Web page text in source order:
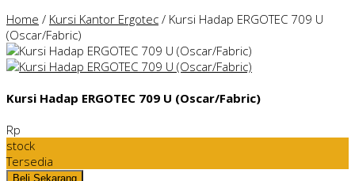
Home / Kursi Kantor Ergotec / Kursi Hadap ERGOTEC 709 U
(Oscar/Fabric)
Kursi Hadap ERGOTEC 709 U (Oscar/Fabric)
Rp
stock
Tersedia